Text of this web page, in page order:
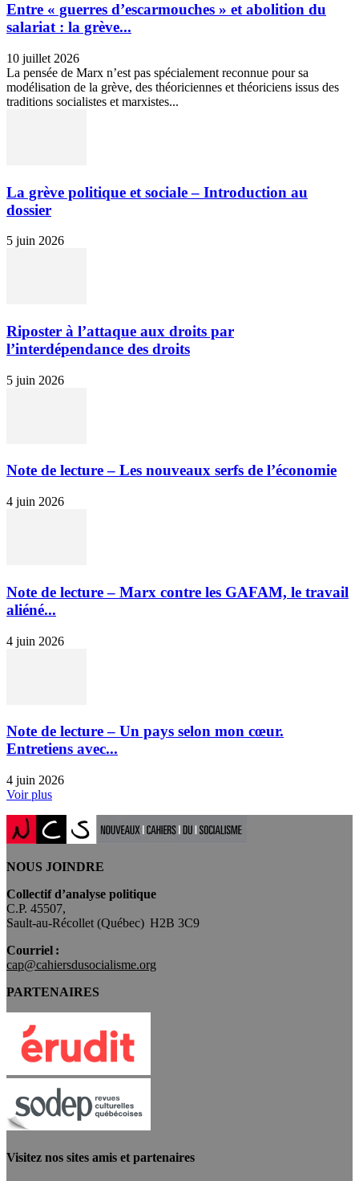
Entre « guerres d’escarmouches » et abolition du
salariat : la grève...
10 juillet 2026
La pensée de Marx n’est pas spécialement reconnue pour sa
modélisation de la grève, des théoriciennes et théoriciens issus des
traditions socialistes et marxistes...
La grève politique et sociale – Introduction au
dossier
5 juin 2026
Riposter à l’attaque aux droits par
l’interdépendance des droits
5 juin 2026
Note de lecture – Les nouveaux serfs de l’économie
4 juin 2026
Note de lecture – Marx contre les GAFAM, le travail
aliéné...
4 juin 2026
Note de lecture – Un pays selon mon cœur.
Entretiens avec...
4 juin 2026
Voir plus
NOUS JOINDRE
Collectif d’analyse politique
C.P. 45507,
Sault-au-Récollet (Québec) H2B 3C9
Courriel :
cap@cahiersdusocialisme.org
PARTENAIRES
Visitez nos sites amis et partenaires